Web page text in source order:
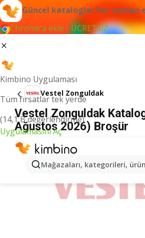
Güncel kataloglar her zaman
Chrome'a ekle - ÜCRETSİZ
Kimbino Uygulaması
Tüm fırsatlar tek yerde
(14,1 B değerlendirme)
Uygulamasını Aç
Mağazaları, kategorileri,
Vestel Zonguldak
Vestel Zonguldak
Ağustos 2026) Broşür